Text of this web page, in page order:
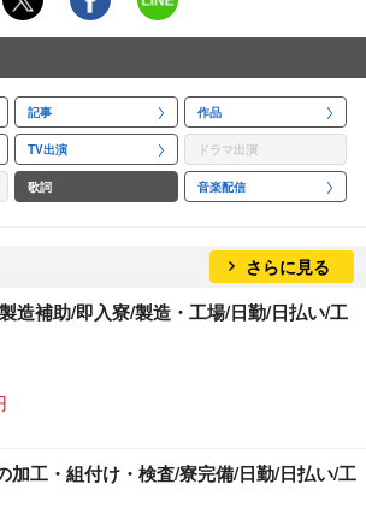
記事 作品
TV出演 ドラマ出演
歌詞 音楽配信
さらに見る
造補助/即入寮/製造・工場/日勤/日払い/工
加工・組付け・検査/寮完備/日勤/日払い/工